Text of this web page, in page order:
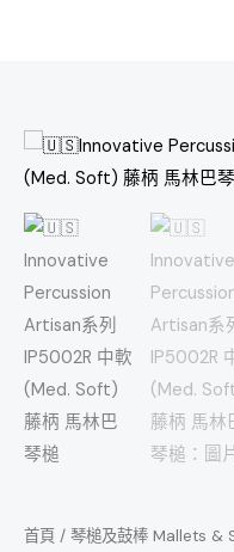
首頁 / 琴槌及鼓棒 Mallets &
🇺🇸
Innovative
Percussion
Artisan
系
列
IP5002R
中
軟
(Med.
Soft)
柄